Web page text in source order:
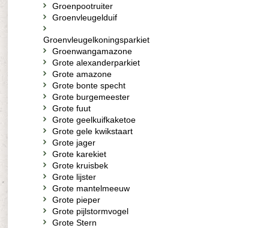
Groenpootruiter
Groenvleugelduif
Groenvleugelkoningsparkiet
Groenwangamazone
Grote alexanderparkiet
Grote amazone
Grote bonte specht
Grote burgemeester
Grote fuut
Grote geelkuifkaketoe
Grote gele kwikstaart
Grote jager
Grote karekiet
Grote kruisbek
Grote lijster
Grote mantelmeeuw
Grote pieper
Grote pijlstormvogel
Grote Stern